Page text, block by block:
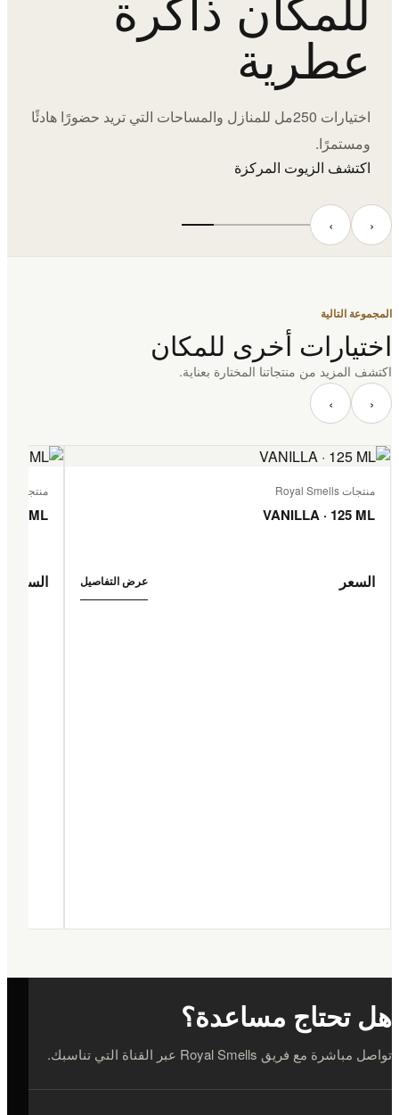
عطرية
اختيارات 250مل للمنازل والمساحات التي تريد حضورًا هادئًا
ومستمرًا.
اكتشف الزيوت المركزة
‹ ›
المجموعة التالية
اختيارات أخرى للمكان
اكتشف المزيد من منتجاتنا المختارة بعناية.
‹ ›
منتجات Royal Smells
VANILLA · 125 ML
السعر عرض التفاصيل
منتجات Royal Smells
ML
السعر
هل تحتاج مساعدة؟
تواصل مباشرة مع فريق Royal Smells عبر القناة التي تناسبك.